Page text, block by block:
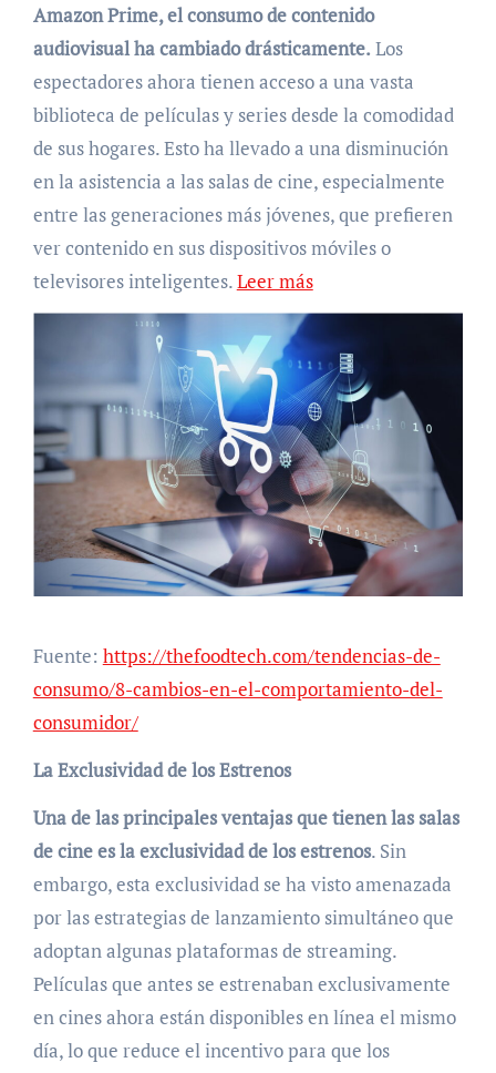
Amazon Prime, el consumo de contenido
audiovisual ha cambiado drásticamente. Los
espectadores ahora tienen acceso a una vasta
biblioteca de películas y series desde la comodidad
de sus hogares. Esto ha llevado a una disminución
en la asistencia a las salas de cine, especialmente
entre las generaciones más jóvenes, que prefieren
ver contenido en sus dispositivos móviles o
televisores inteligentes.Leer más
Fuente: https://thefoodtech.com/tendencias-de-
consumo/8-cambios-en-el-comportamiento-del-
consumidor/
La Exclusividad de los Estrenos
Una de las principales ventajas que tienen las salas
de cine es la exclusividad de los estrenos. Sin
embargo, esta exclusividad se ha visto amenazada
por las estrategias de lanzamiento simultáneo que
adoptan algunas plataformas de streaming.
Películas que antes se estrenaban exclusivamente
en cines ahora están disponibles en línea el mismo
día, lo que reduce el incentivo para que los